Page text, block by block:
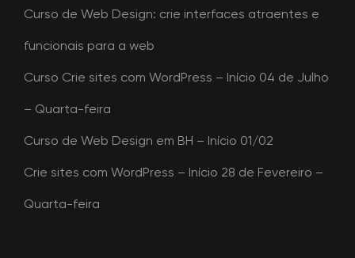
Curso de Web Design: crie interfaces atraentes e
funcionais para a web
Curso Crie sites com WordPress – Início 04 de Julho
– Quarta-feira
Curso de Web Design em BH – Início 01/02
Crie sites com WordPress – Início 28 de Fevereiro –
Quarta-feira